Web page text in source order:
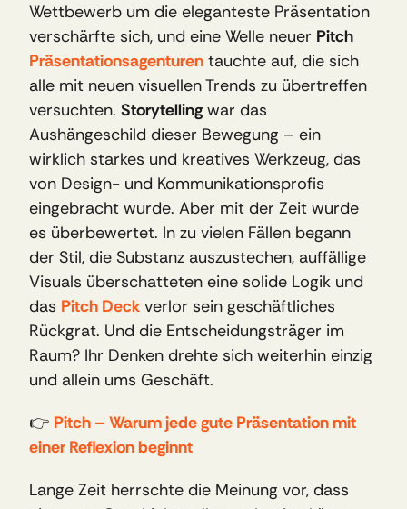
Wettbewerb um die eleganteste Präsentation
verschärfte sich, und eine Welle neuer
Präsentationsagenturen tauchte auf, die sich
alle mit neuen visuellen Trends zu übertreffen
versuchten. Storytelling war das
Aushängeschild dieser Bewegung – ein
wirklich starkes und kreatives Werkzeug, das
von Design- und Kommunikationsprofis
eingebracht wurde. Aber mit der Zeit wurde
es überbewertet. In zu vielen Fällen begann
der Stil, die Substanz auszustechen, auffällige
Visuals überschatteten eine solide Logik und
das Pitch Deck verlor sein geschäftliches
Rückgrat. Und die Entscheidungsträger im
Raum? Ihr Denken drehte sich weiterhin einzig
und allein ums Geschäft.
👉 Pitch – Warum jede gute Präsentation mit
einer Reflexion beginnt
Lange Zeit herrschte die Meinung vor, dass